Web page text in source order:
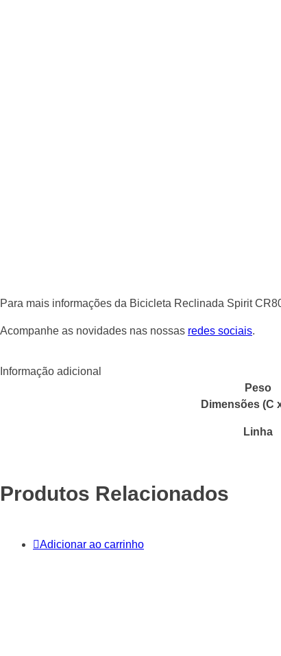
Para mais informações da Bicicleta Reclinada Spirit
Acompanhe as novidades nas nossas redes sociais.
Informação adicional
Peso
Dimensões (C
Linha
Produtos Relacionados
Adicionar ao carrinho